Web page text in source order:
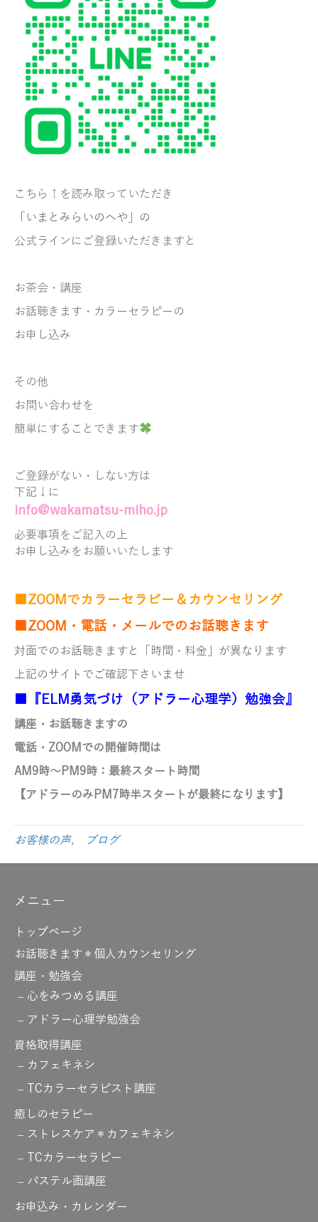
こちら↑を読み取っていただき
「いまとみらいのへや」の
公式ラインにご登録いただきますと
お茶会・講座
お話聴きます・ カラーセラピーの
お申し込み
その他
お問い合わせを
簡単にすることできます
ご登録がない・しない方は
下記↓に
info@wakamatsu-miho.jp
必要事項をご記入の上
お申し込みをお願いいたします
■ZOOMでカラーセラピー＆カウンセリング
■ZOOM・電話・メールでのお話聴きます
対面でのお話聴きますと「時間・料金」が異なります
上記のサイトでご確認下さいませ
■『ELM勇気づけ（アドラー心理学）勉強会』
講座・お話聴きますの
電話・ZOOMでの開催時間は
AM9時～PM9時 ：最終スタート時間
【アドラーのみ PM7時半スタートが最終になります】
お客様の声, ブログ
メニュー
トップページ
お話聴きます＊個人カウンセリング
講座・勉強会
心をみつめる講座
アドラー心理学勉強会
資格取得講座
カフェキネシ
TCカラーセラピスト講座
癒しのセラピー
ストレスケア＊カフェキネシ
TCカラーセラピー
パステル画講座
お申込み・カレンダー